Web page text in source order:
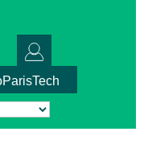
Translate